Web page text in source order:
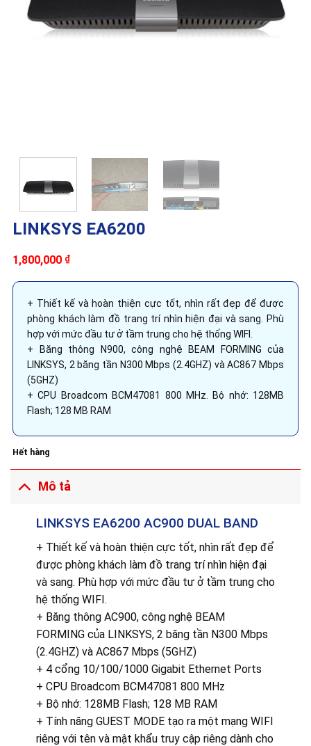
LINKSYS EA6200
1,800,000 ₫
+ Thiết kế và hoàn thiện cực tốt, nhìn rất đẹp để được
phòng khách làm đồ trang trí nhìn hiện đại và sang. Phù
hợp với mức đầu tư ở tầm trung cho hệ thống WIFI.
+ Băng thông N900, công nghệ BEAM FORMING của
LINKSYS, 2 băng tần N300 Mbps (2.4GHZ) và AC867 Mbps
(5GHZ)
+ CPU Broadcom BCM47081 800 MHz. Bộ nhớ: 128MB
Flash; 128 MB RAM
Hết hàng
Mô tả
LINKSYS EA6200 AC900 DUAL BAND
+ Thiết kế và hoàn thiện cực tốt, nhìn rất đẹp để
được phòng khách làm đồ trang trí nhìn hiện đại
và sang. Phù hợp với mức đầu tư ở tầm trung cho
hệ thống WIFI.
+ Băng thông AC900, công nghệ BEAM
FORMING của LINKSYS, 2 băng tần N300 Mbps
(2.4GHZ) và AC867 Mbps (5GHZ)
+ 4 cổng 10/100/1000 Gigabit Ethernet Ports
+ CPU Broadcom BCM47081 800 MHz
+ Bộ nhớ: 128MB Flash; 128 MB RAM
+ Tính năng GUEST MODE tạo ra một mạng WIFI
riêng với tên và mật khẩu truy cập riêng dành cho